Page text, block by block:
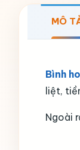
MÔ
Bình
liệt,
Ngoài